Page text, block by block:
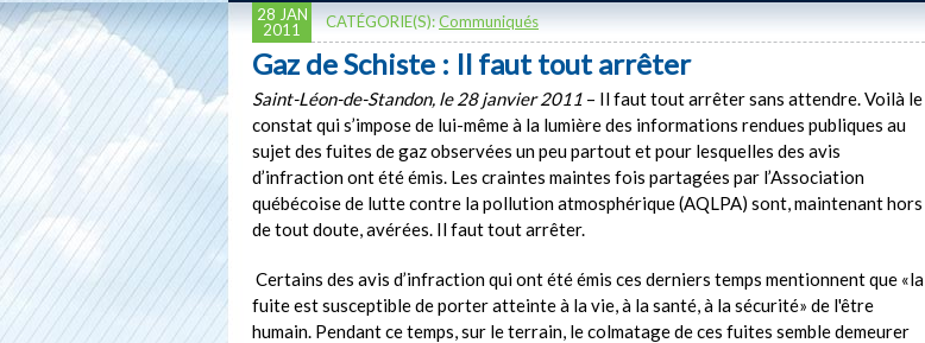
28 JAN
2011
CATÉGORIE(S):Communiqués
Gaz de Schiste : Il faut tout arrêter
Saint-Léon-de-Standon, le 28 janvier 2011 – Il faut tout arrêter sans attendre. Voilà le
constat qui s’impose de lui-même à la lumière des informations rendues publiques au
sujet des fuites de gaz observées un peu partout et pour lesquelles des avis
d’infraction ont été émis. Les craintes maintes fois partagées par l’Association
québécoise de lutte contre la pollution atmosphérique (AQLPA) sont, maintenant hors
de tout doute, avérées. Il faut tout arrêter.
Certains des avis d’infraction qui ont été émis ces derniers temps mentionnent que «la
fuite est susceptible de porter atteinte à la vie, à la santé, à la sécurité» de l'être
humain. Pendant ce temps, sur le terrain, le colmatage de ces fuites semble demeurer